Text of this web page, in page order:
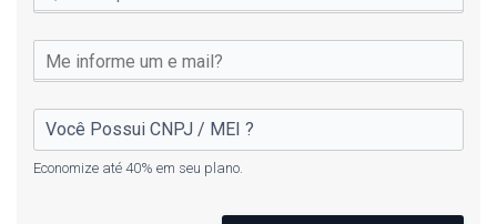
Economize até 40% em seu plano.